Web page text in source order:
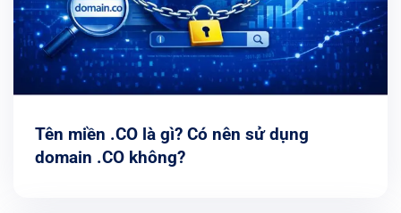
Tên miền .CO là gì? Có nên sử dụng
domain .CO không?